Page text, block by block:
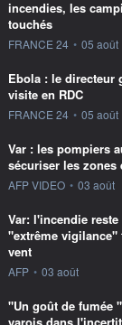
incendies, les
touchés
information fournie par
FRANCE 24 • 05 août
Ebola : le directeur
visite en RDC
information fournie par
FRANCE 24 • 05 août
Var : les pompiers
sécuriser les zones
information fournie par
AFP VIDEO • 03 août
Var: l'incendie
"extrême vigilance"
vent
information fournie par
AFP • 03 août
"Un goût de fumée